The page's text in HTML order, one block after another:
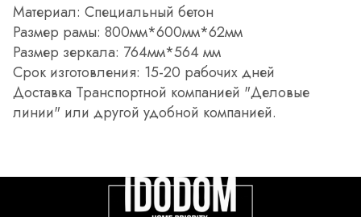
Материал: Специальный бетон
Размер рамы: 800мм*600мм*62мм
Размер зеркала: 764мм*564 мм
Срок изготовления: 15-20 рабочих дней
Доставка Транспортной компанией "Деловые
линии" или другой удобной компанией.